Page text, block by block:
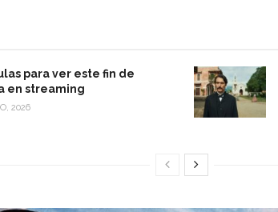
para ver este fin de
en streaming
2026